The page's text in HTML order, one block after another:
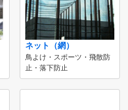
ネット（網）
鳥よけ・スポーツ・飛散防
止・落下防止